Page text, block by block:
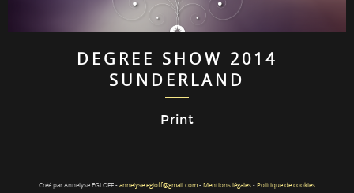
DEGREE SHOW 2014
SUNDERLAND
Print
Créé par Annelyse EGLOFF - annelyse.egloff@gmail.com - Mentions légales - Politique de cookies